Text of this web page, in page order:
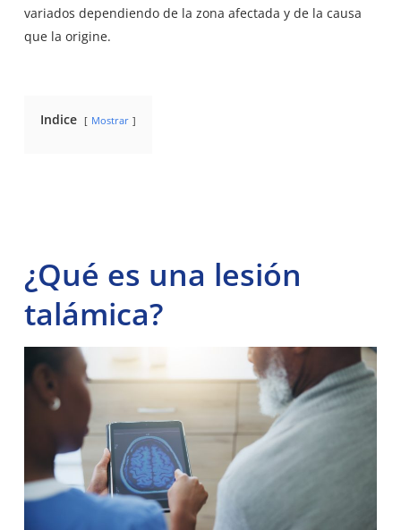
variados dependiendo de la zona afectada y de la causa
que la origine.
Indice Mostrar
¿Qué es una lesión
talámica?